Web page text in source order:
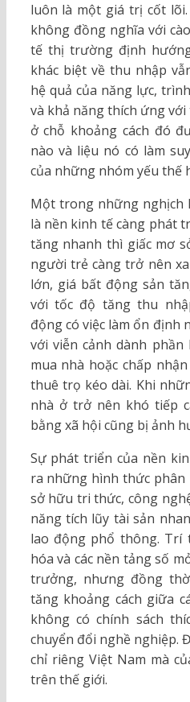
luôn là một giá trị cốt
không đồng nghĩa với
tế thị trường định
khác biệt về thu nhập
hệ quả của năng lực,
và khả năng thích ứng
ở chỗ khoảng cách đó
nào và liệu nó có làm
của những nhóm yếu thế
Một trong những nghịch
là nền kinh tế càng phát
tăng nhanh thì giấc mơ
người trẻ càng trở nên
lớn, giá bất động sản
với tốc độ tăng thu
động có việc làm ổn định
với viễn cảnh dành
mua nhà hoặc chấp
thuê trọ kéo dài. Khi
nhà ở trở nên khó tiếp
bằng xã hội cũng bị ảnh
Sự phát triển của nền
ra những hình thức
sở hữu tri thức, công
năng tích lũy tài sản
lao động phổ thông.
hóa và các nền tảng số
trưởng, nhưng đồng
tăng khoảng cách giữa
không có chính sách
chuyển đổi nghề nghiệp.
chỉ riêng Việt Nam mà
trên thế giới.